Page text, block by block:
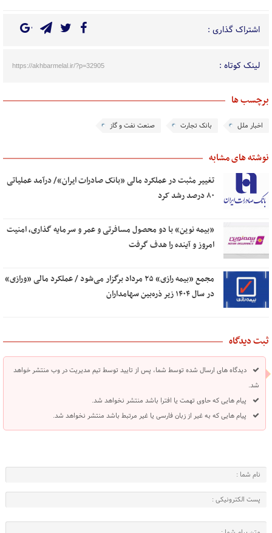
اشتراک گذاری :
لینک کوتاه : https://akhbarmelal.ir/?p=32905
برچسب ها
اخبار ملل بانک تجارت صنعت نفت و گاز
نوشته های مشابه
تغییر مثبت در عملکرد مالی «بانک صادرات ایران»/ درآمد عملیاتی
۸۰ درصد رشد کرد
«بیمه نوین» با دو محصول مسافرتی و عمر و سرمایه گذاری، امنیت
امروز و آینده را هدف گرفت
مجمع «بیمه رازی» ۲۵ مرداد برگزار می‌شود / عملکرد مالی «ورازی»
در سال ۱۴۰۴ زیر ذره‌بین سهامداران
ثبت دیدگاه
دیدگاه های ارسال شده توسط شما، پس از تایید توسط تیم مدیریت در وب منتشر خواهد
شد.
پیام هایی که حاوی تهمت یا افترا باشد منتشر نخواهد شد.
پیام هایی که به غیر از زبان فارسی یا غیر مرتبط باشد منتشر نخواهد شد.